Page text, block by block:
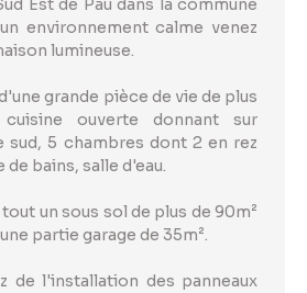
Est de Pau dans la commune
environnement calme venez
lumineuse.
grande pièce de vie de plus
ouverte donnant sur
sud, 5 chambres dont 2 en rez
de bains, salle d'eau.
un sous sol de plus de 90m²
partie garage de 35m².
de l'installation des panneaux